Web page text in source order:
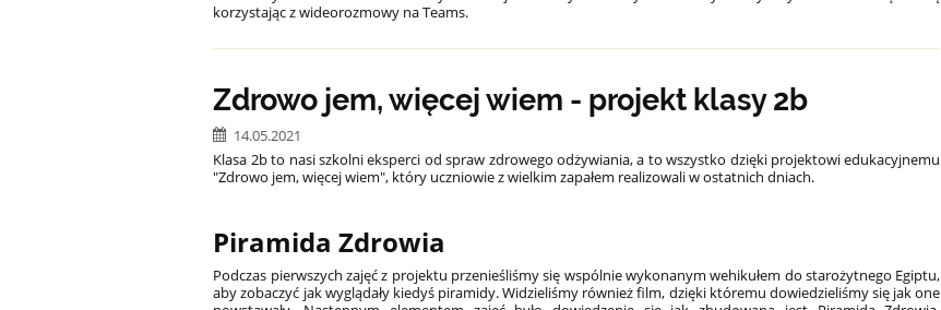
korzystając z wideorozmowy na Teams.
Zdrowo jem, więcej wiem - projekt klasy 2b
14.05.2021
Klasa 2b to nasi szkolni eksperci od spraw zdrowego odżywiania, a to wszystko dzięki projektowi edukacyjnemu
"Zdrowo jem, więcej wiem", który uczniowie z wielkim zapałem realizowali w ostatnich dniach.
Piramida Zdrowia
Podczas pierwszych zajęć z projektu przenieśliśmy się wspólnie wykonanym wehikułem do starożytnego Egiptu,
aby zobaczyć jak wyglądały kiedyś piramidy. Widzieliśmy również film, dzięki któremu dowiedzieliśmy się jak one